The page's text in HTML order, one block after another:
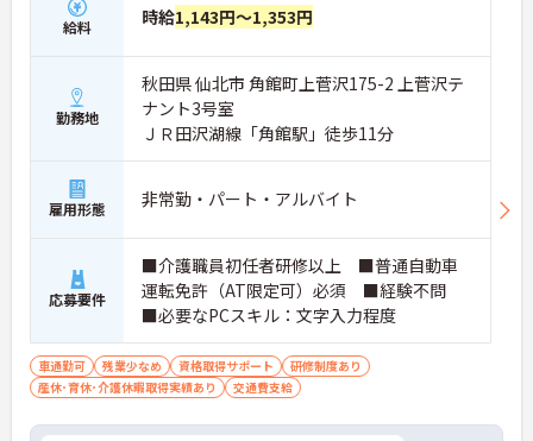
給料 時給1,143円～1,353円
勤務地
秋田県 仙北市 角館町上菅沢175-2 上菅沢テ
ナント3号室
ＪＲ田沢湖線「角館駅」徒歩11分
雇用形態 非常勤・パート・アルバイト
応募要件
■介護職員初任者研修以上 ■普通自動車
運転免許（AT限定可）必須 ■経験不問
■必要なPCスキル：文字入力程度
車通勤可 残業少なめ 資格取得サポート
研修制度あり
産休･育休･介護休暇取得実績あり
交通費支給